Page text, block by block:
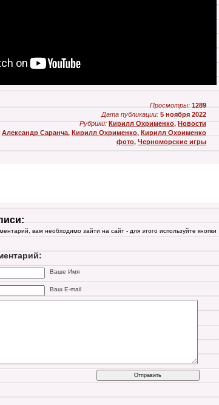
Просмотры: 1289
Дата публикации: 5 ноября 2022
Рубрики: Кирилл Охрименко,Новости
Александр Саранча, Кирилл Охрименко, Кирилл Охрименко
фото, Черноморские игры
вам необходимо зайти на сайт - для этого используйте кнопки
Ваше Имя
Ваш E-mail